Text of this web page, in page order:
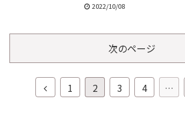
2022/10/08
次のページ
前
1 2 3 4 …